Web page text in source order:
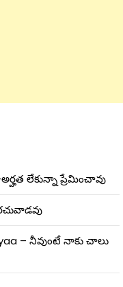
లేకున్నా ప్రేమించావు
– నీవుంటే నాకు చాలు